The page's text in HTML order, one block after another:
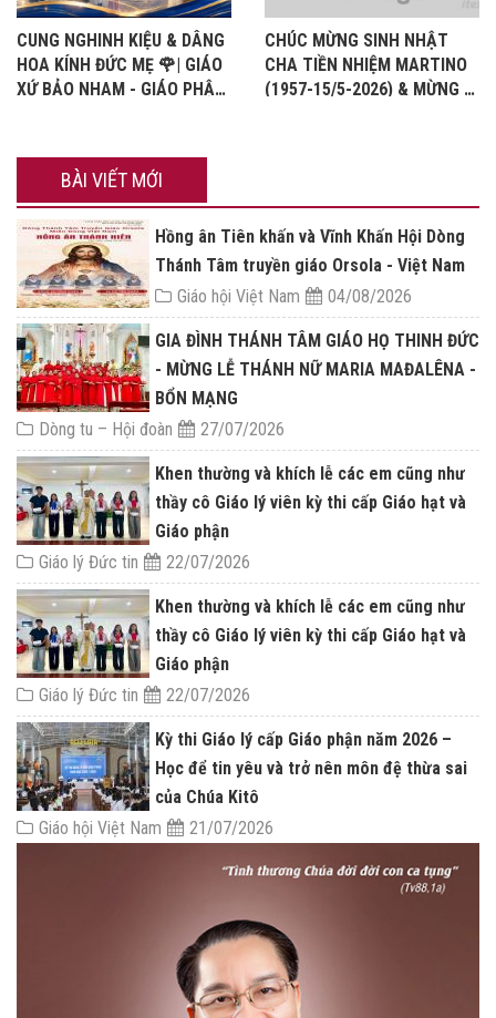
CUNG NGHINH KIỆU & DÂNG
HOA KÍNH ĐỨC MẸ 🌹| GIÁO
XỨ BẢO NHAM - GIÁO PHẬN
CHÚC MỪNG SINH NHẬT
CHA TIỀN NHIỆM MARTINO
(1957-15/5-2026) & MỪNG KỈ
BÀI VIẾT MỚI
Hồng ân Tiên khấn và Vĩnh Khấn Hội Dòng
Thánh Tâm truyền giáo Orsola - Việt Nam
Giáo hội Việt Nam
04/08/2026
GIA ĐÌNH THÁNH TÂM GIÁO HỌ THINH ĐỨC
- MỪNG LỄ THÁNH NỮ MARIA MAĐALÊNA -
BỔN MẠNG
Dòng tu – Hội đoàn
27/07/2026
Khen thường và khích lễ các em cũng như
thầy cô Giáo lý viên kỳ thi cấp Giáo hạt và
Giáo phận
Giáo lý Đức tin
22/07/2026
Khen thường và khích lễ các em cũng như
thầy cô Giáo lý viên kỳ thi cấp Giáo hạt và
Giáo phận
Giáo lý Đức tin
22/07/2026
Kỳ thi Giáo lý cấp Giáo phận năm 2026 –
Học để tin yêu và trở nên môn đệ thừa sai
của Chúa Kitô
Giáo hội Việt Nam
21/07/2026